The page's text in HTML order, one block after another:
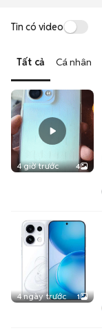
Tin có video
Tất cả Cá nhân
4 giờ trước 4
4 ngày trước 1